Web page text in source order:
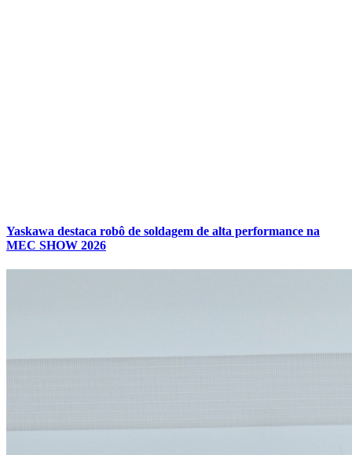
Yaskawa destaca robô de soldagem de alta performance na
MEC SHOW 2026